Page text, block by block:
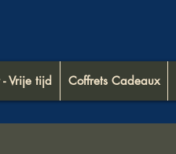
Vrije tijd Coffrets Cadeaux